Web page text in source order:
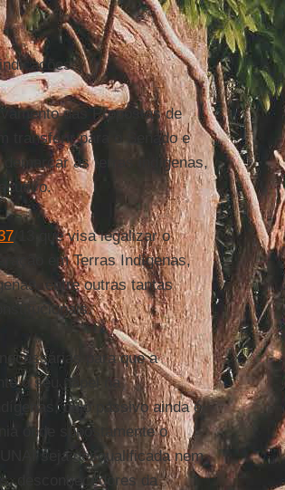
das Propostas de
transferir para o Senado e
as terras indígenas,
/13 que visa legalizar o
em Terras Indígenas,
entre outras tantas
para que a
o seu papel na
cujo passivo ainda é
onde supostamente o
seja desqualificada nem
desconhecedores da